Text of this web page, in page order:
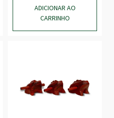
ADICIONAR AO
CARRINHO